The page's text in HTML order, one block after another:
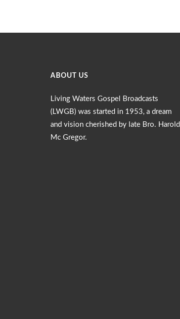
ABOUT US
Living Waters Gospel Broadcasts
(LWGB) was started in 1953, a dream
and vision cherished by late Bro. Harold
Mc Gregor.